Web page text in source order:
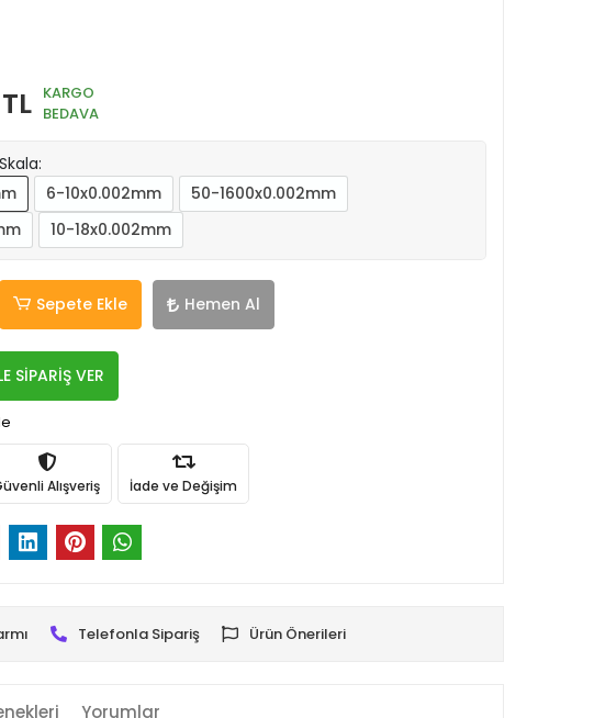
KARGO
BEDAVA
6-10x0.002mm
50-1600x0.002mm
10-18x0.002mm
Sepete Ekle Hemen Al
SİPARİŞ VER
Alışveriş İade ve Değişim
Telefonla Sipariş Ürün Önerileri
Yorumlar